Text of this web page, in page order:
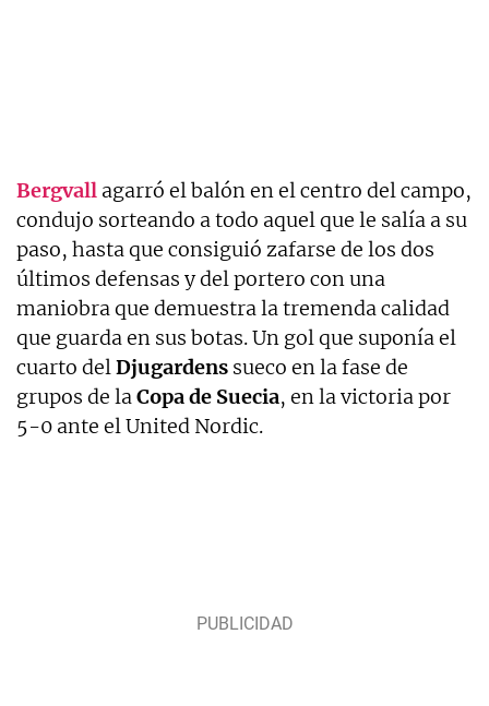
Bergvall agarró el balón en el centro del campo,
condujo sorteando a todo aquel que le salía a su
paso, hasta que consiguió zafarse de los dos
últimos defensas y del portero con una
maniobra que demuestra la tremenda calidad
que guarda en sus botas. Un gol que suponía el
cuarto delDjugardens sueco en la fase de
grupos de laCopa de Suecia, en la victoria por
5-0 ante el United Nordic.